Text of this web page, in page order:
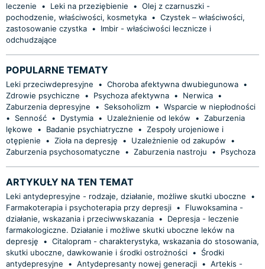
leczenie
• Leki na przeziębienie • Olej z czarnuszki -
pochodzenie, właściwości, kosmetyka • Czystek – właściwości,
zastosowanie czystka •
Imbir - właściwości lecznicze i
odchudzające
POPULARNE TEMATY
Leki przeciwdepresyjne • Choroba afektywna dwubiegunowa •
Zdrowie psychiczne
• Psychoza afektywna • Nerwica •
Zaburzenia depresyjne
• Seksoholizm • Wsparcie w niepłodności
•
Senność • Dystymia • Uzależnienie od leków • Zaburzenia
lękowe
• Badanie psychiatryczne • Zespoły urojeniowe i
otępienie
• Zioła na depresję • Uzależnienie od zakupów
•
Zaburzenia psychosomatyczne
• Zaburzenia nastroju • Psychoza
ARTYKUŁY NA TEN TEMAT
Leki antydepresyjne - rodzaje, działanie, możliwe skutki uboczne
•
Farmakoterapia i psychoterapia przy depresji •
Fluwoksamina -
działanie, wskazania i przeciwwskazania •
Depresja - leczenie
farmakologiczne. Działanie i możliwe skutki uboczne leków na
depresję
• Citalopram - charakterystyka, wskazania do stosowania,
skutki uboczne, dawkowanie i środki ostrożności •
Środki
antydepresyjne
• Antydepresanty nowej generacji • Artekis -